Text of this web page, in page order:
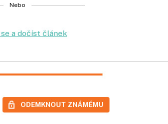
Nebo
a dočíst článek
ODEMKNOUT ZNÁMÉMU